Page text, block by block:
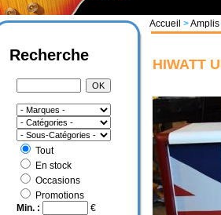
Accueil >Amplis
HIWATT
Recherche
Tout
En stock
Occasions
Promotions
Min. :
€